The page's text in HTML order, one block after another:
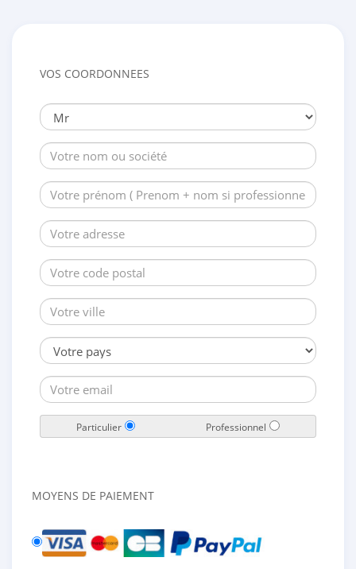
VOS COORDONNEES
Particulier Professionnel
MOYENS DE PAIEMENT